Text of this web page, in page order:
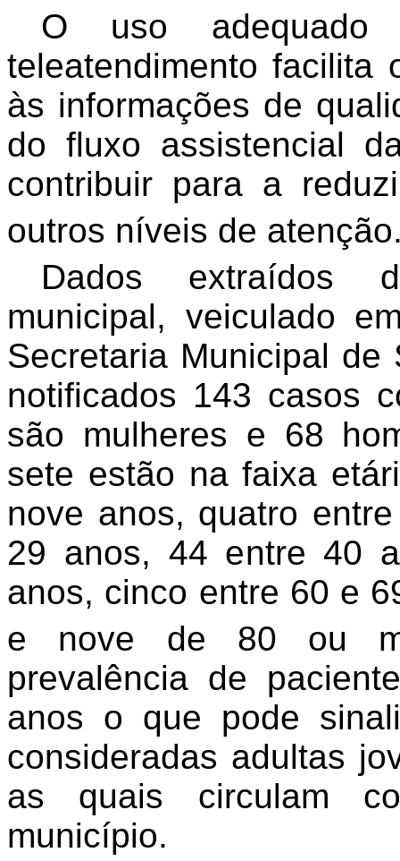
O uso
teleatendimento facilita
às informações de
do fluxo assistencial
contribuir para a
outros níveis de
Dados extraídos
municipal, veiculado
Secretaria Municipal
notificados 143 casos
são mulheres e 68
sete estão na faixa
nove anos, quatro
29 anos, 44 entre 40
anos, cinco entre 60 e
e nove de 80 ou
prevalência de
anos o que pode
consideradas adultas
as quais circulam
município.